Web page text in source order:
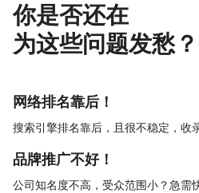
你是否还在
为这些问题发愁？
网络排名靠后！
搜索引擎排名靠后，且很不稳定，收
品牌推广不好！
公司知名度不高，受众范围小？急需